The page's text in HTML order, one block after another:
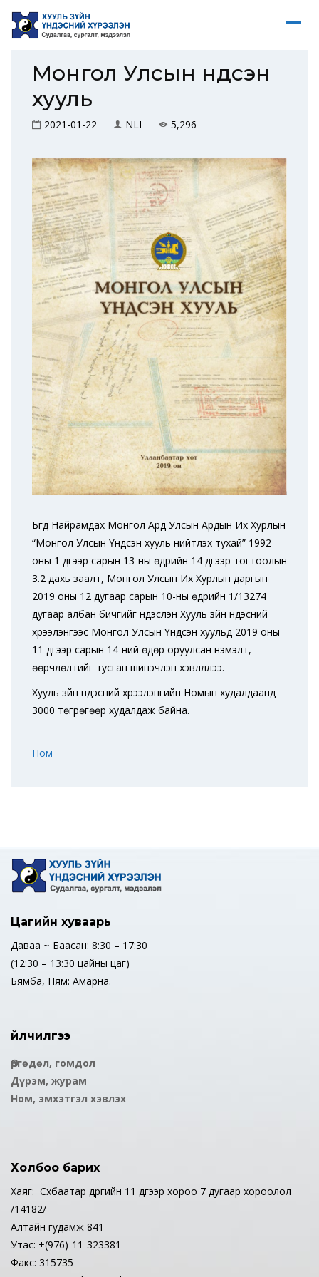
Монгол Улсын Үндсэн
хууль
2021-01-22 NLI 5,296
Бүгд Найрамдах Монгол Ард Улсын Ардын Их Хурлын
“Монгол Улсын Үндсэн хууль нийтлэх тухай” 1992
оны 1 дүгээр сарын 13-ны өдрийн 14 дүгээр тогтоолын
3.2 дахь заалт, Монгол Улсын Их Хурлын даргын
2019 оны 12 дугаар сарын 10-ны өдрийн 1/13274
дугаар албан бичгийг үндэслэн Хууль зүйн үндэсний
хүрээлэнгээс Монгол Улсын Үндсэн хуульд 2019 оны
11 дүгээр сарын 14-ний өдөр оруулсан нэмэлт,
өөрчлөлтийг тусган шинэчлэн хэвлүүллээ.
Хууль зүйн үндэсний хүрээлэнгийн Номын худалдаанд
3000 төгрөгөөр худалдаж байна.
Ном
Цагийн хуваарь
Даваа ~ Баасан: 8:30 – 17:30
(12:30 – 13:30 цайны цаг)
Бямба, Ням: Амарна.
Үйлчилгээ
Өргөдөл, гомдол
Дүрэм, журам
Ном, эмхэтгэл хэвлэх
Холбоо барих
Хаяг: Сүхбаатар дүүргийн 11 дүгээр хороо 7 дугаар хороолол
/14182/
Алтайн гудамж 841
Утас: +(976)-11-323381
Факс: 315735